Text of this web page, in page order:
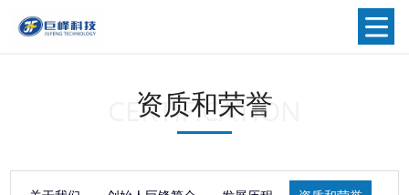
资质和荣誉
CERTIFICATION